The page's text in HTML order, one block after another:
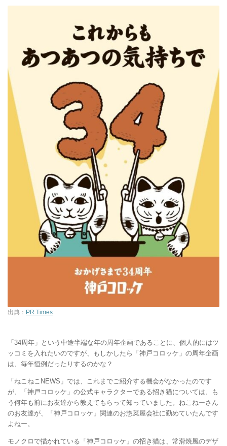
出典： PR Times
「34周年」という中途半端な年の周年企画であることに、個人的にはツ
ッコミを入れたいのですが、もしかしたら「神戸コロッケ」の周年企画
は、毎年恒例だったりするのかな？
「ねこねこNEWS」では、これまでご紹介する機会がなかったのです
が、「神戸コロッケ」の公式キャラクターである招き猫については、も
う何年も前にお友達から教えてもらって知っていました。ねこねーさん
のお友達が、「神戸コロッケ」関連のお惣菜屋会社に勤めていたんです
よねー。
モノクロで描かれている「神戸コロッケ」の招き猫は、常滑焼風のデザ